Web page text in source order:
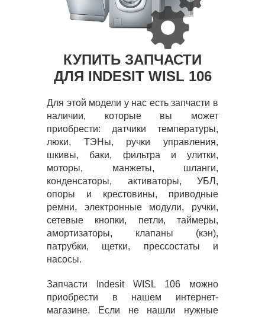
КУПИТЬ ЗАПЧАСТИ
ДЛЯ INDESIT WISL 106
Для этой модели у нас есть запчасти в
наличии, которые вы может
приобрести: датчики температуры,
люки, ТЭНы, ручки управления,
шкивы, баки, фильтра и улитки,
моторы, манжеты, шланги,
конденсаторы, активаторы, УБЛ,
опоры и крестовины, приводные
ремни, электронные модули, ручки,
сетевые кнопки, петли, таймеры,
амортизаторы, клапаны (кэн),
патрубки, щетки, прессостаты и
насосы.
Запчасти Indesit WISL 106 можно
приобрести в нашем интернет-
магазине. Если не нашли нужные